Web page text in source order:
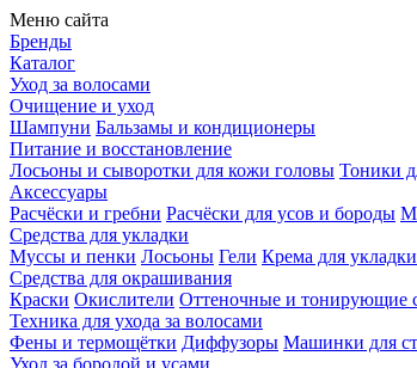
Меню сайта
Бренды
Каталог
Уход за волосами
Очищение и уход
Шампуни Бальзамы и кондиционеры
Питание и восстановление
Лосьоны и сыворотки для кожи головы Тоники
Аксессуары
Расчёски и гребни Расчёски для усов и бороды
Средства для укладки
Муссы и пенки Лосьоны Гели Крема для укладки
Средства для окрашивания
Краски Окислители Оттеночные и тонирующие
Техника для ухода за волосами
Фены и термощётки Диффузоры Машинки для
Уход за бородой и усами